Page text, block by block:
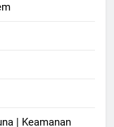
| Keamanan